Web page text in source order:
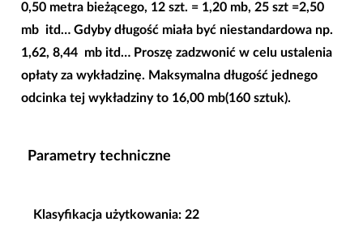
0,50 metra bieżącego, 12 szt. = 1,20 mb, 25 szt =2,50
mb itd… Gdyby długość miała być niestandardowa np.
1,62, 8,44 mb itd… Proszę zadzwonić w celu ustalenia
opłaty za wykładzinę. Maksymalna długość jednego
odcinka tej wykładziny to 16,00 mb(160 sztuk).
Parametry techniczne
Klasyfikacja użytkowania: 22